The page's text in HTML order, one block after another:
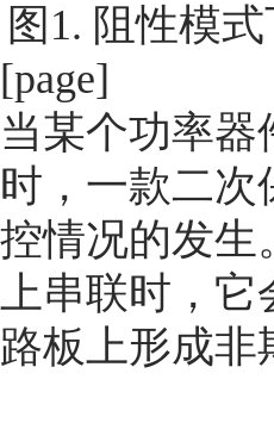
图1. 阻性模
[page]
当某个功率
时，一款二次
控情况的发生
上串联时，它
路板上形成非